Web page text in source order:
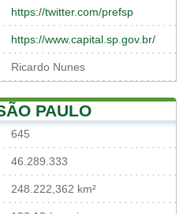
https://twitter.com/prefsp
https://www.capital.sp.gov.br/
Ricardo Nunes
PAULO
645
46.289.333
248.222,362 km²